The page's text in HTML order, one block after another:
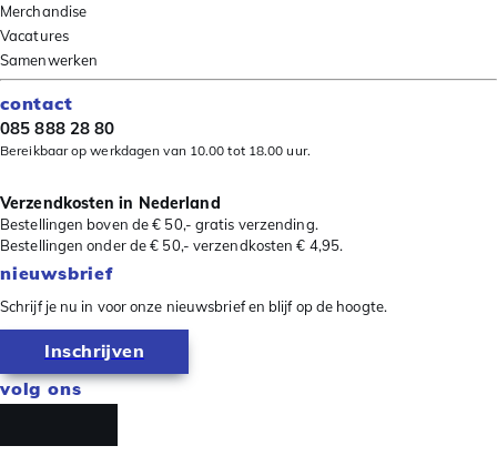
Merchandise
Vacatures
Samenwerken
contact
085 888 28 80
Bereikbaar op werkdagen van 10.00 tot 18.00 uur.
Verzendkosten in Nederland
Bestellingen boven de € 50,- gratis verzending.
Bestellingen onder de € 50,- verzendkosten € 4,95.
nieuwsbrief
Schrijf je nu in voor onze nieuwsbrief en blijf op de hoogte.
Inschrijven
volg ons